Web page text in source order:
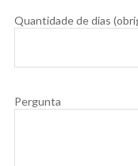
Quantidade de dias
Pergunta